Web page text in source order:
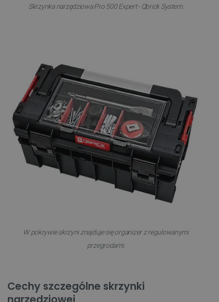
Skrzynka narzędziowa Pro 500 Expert - Qbrick System.
W pokrywie skrzyni znajduje się organizer z regulowanymi
przegrodami.
Cechy szczególne skrzynki